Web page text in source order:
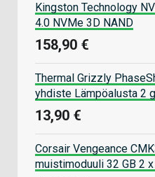
Kingston Technology
4.0 NVMe 3D NAND
158,90 €
Thermal Grizzly
yhdiste Lämpöalusta 2 g
13,90 €
Corsair Vengeance
muistimoduuli 32 GB 2